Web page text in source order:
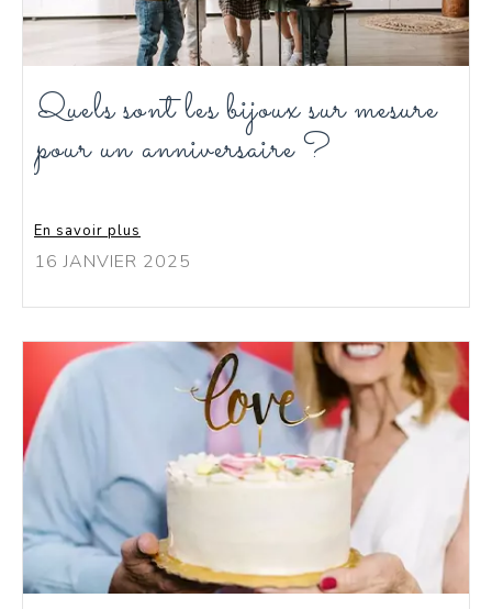
Quels sont les bijoux sur mesure
pour un anniversaire ?
En savoir plus
16 JANVIER 2025